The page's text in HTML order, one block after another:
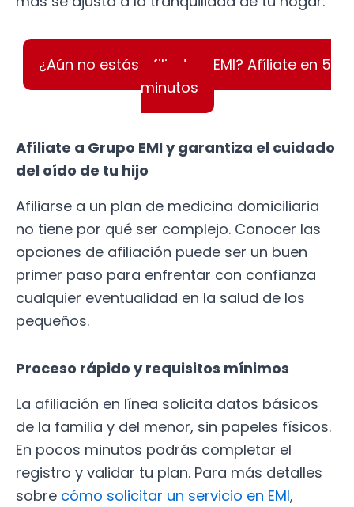
¿Aún no estás afiliado a EMI? Afíliate en 5
minutos
Afíliate a Grupo EMI y garantiza el cuidado
del oído de tu hijo
Afiliarse a un plan de medicina domiciliaria
no tiene por qué ser complejo. Conocer las
opciones de afiliación puede ser un buen
primer paso para enfrentar con confianza
cualquier eventualidad en la salud de los
pequeños.
Proceso rápido y requisitos mínimos
La afiliación en línea solicita datos básicos
de la familia y del menor, sin papeles físicos.
En pocos minutos podrás completar el
registro y validar tu plan. Para más detalles
sobre cómo solicitar un servicio en EMI,